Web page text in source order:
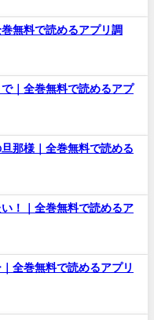
無料で読めるアプリ調
｜全巻無料で読めるアプ
那様｜全巻無料で読める
！｜全巻無料で読めるア
全巻無料で読めるアプリ